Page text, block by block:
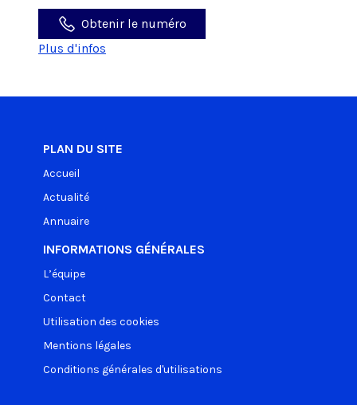
Obtenir le numéro
Plus d'infos
PLAN DU SITE
Accueil
Actualité
Annuaire
INFORMATIONS GÉNÉRALES
L’équipe
Contact
Utilisation des cookies
Mentions légales
Conditions générales d'utilisations